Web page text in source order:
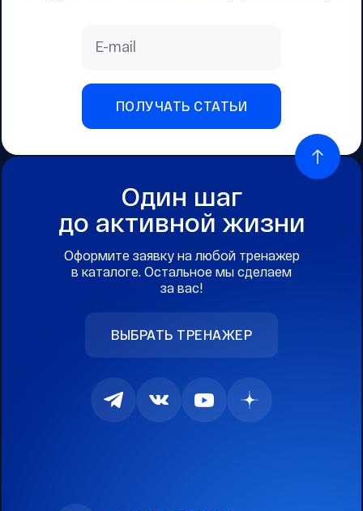
E-mail
ПОЛУЧАТЬ СТАТЬИ
Один шаг
до активной жизни
Оформите заявку на любой тренажер
в каталоге. Остальное мы сделаем
за вас!
ВЫБРАТЬ ТРЕНАЖЕР